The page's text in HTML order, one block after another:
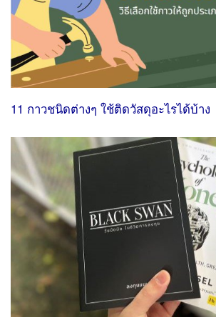
11 กาวชนิดต่างๆ ใช้ติดวัสดุอะไรได้บ้าง